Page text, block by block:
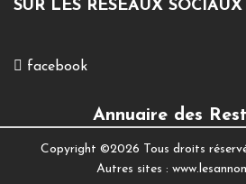
SUR LES RÉSEAUX SOCIAUX
facebook
Annuaire des
Copyright ©2026 Tous droits
Autres sites :